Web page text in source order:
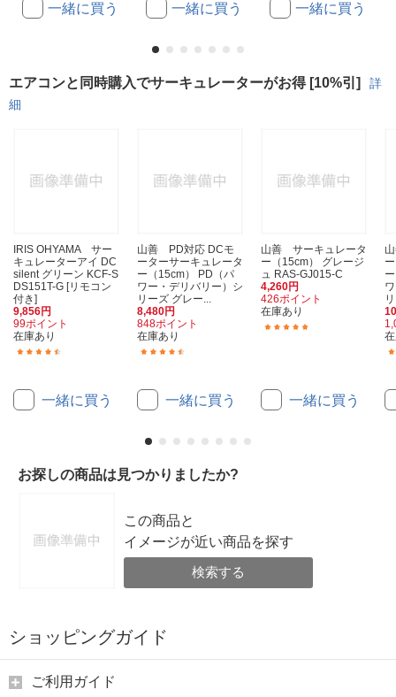
一緒に買う 一緒に買う 一緒に買う
エアコンと同時購入でサーキュレーターがお得 [10%引]
詳
細
IRIS OHYAMA サー
キュレーターアイ DC
silent グリーン KCF-S
DS151T-G [リモコン
付き]
9,856円
99ポイント
在庫あり
一緒に買う
山善 PD対応 DCモ
ーターサーキュレータ
ー（15cm） PD（パ
ワー・デリバリー）シ
リーズ グレー...
8,480円
848ポイント
在庫あり
一緒に買う
山善 サーキュレータ
ー（15cm） グレージ
ュ RAS-GJ015-C
4,260円
426ポイント
在庫あり
一緒に買う
お探しの商品は見つかりましたか?
この商品と
イメージが近い商品を探す
検索する
ショッピングガイド
ご利用ガイド